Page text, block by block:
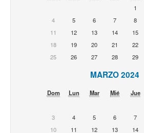
1
4
5 6 7 8
11
12 13 14 15
18
19 20 21 22
25
26 27 28 29
MARZO 2024
Dom Lun Mar Mié Jue
3
4 5 6 7
10
11 12 13 14